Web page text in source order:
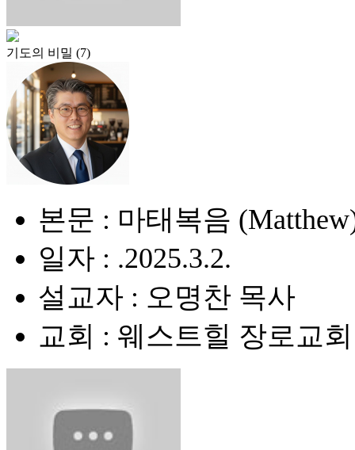
기도의 비밀 (7)
본문 : 마태복음
일자 : .2025.3.2.
설교자 : 오명찬 목사
교회 : 웨스트힐 장로교회